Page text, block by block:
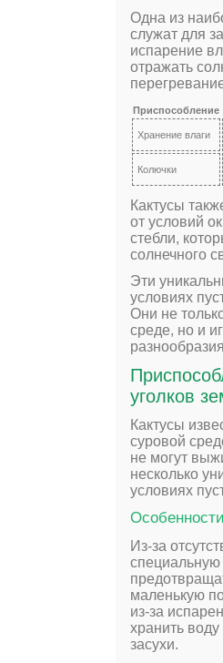
Одна из
служат для
испарение
отражать
Приспособление
Хранение влаги
Колючки
Кактусы
от условий
стебли,
солнечного
Эти
условиях
Они не
среде, но и
уголков
Кактусы
суровой
не могут
несколько
условиях
Из-за
специальную
маленькую
из-за
хранить
засухи.